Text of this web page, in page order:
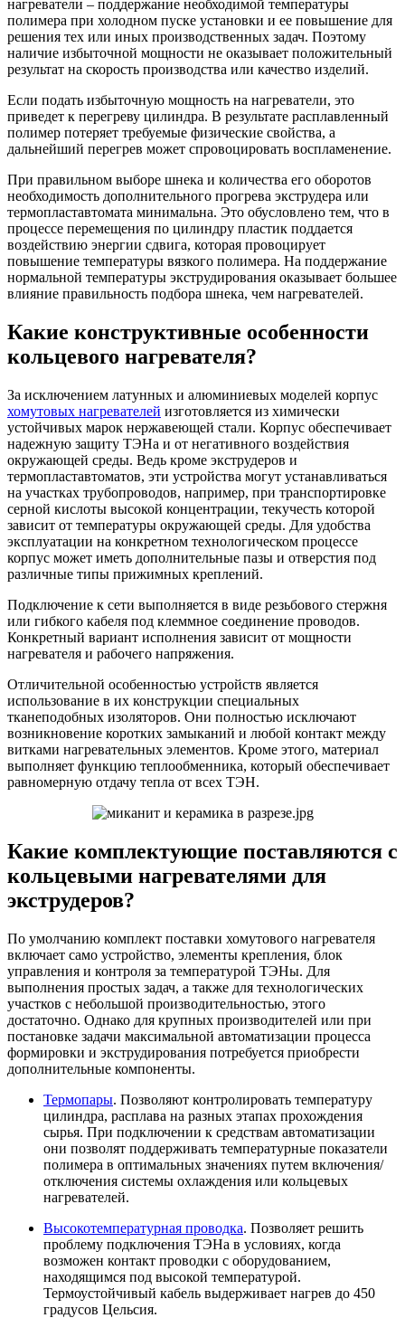
нагреватели – поддержание необходимой температуры
полимера при холодном пуске установки и ее повышение для
решения тех или иных производственных задач. Поэтому
наличие избыточной мощности не оказывает положительный
результат на скорость производства или качество изделий.
Если подать избыточную мощность на нагреватели, это
приведет к перегреву цилиндра. В результате расплавленный
полимер потеряет требуемые физические свойства, а
дальнейший перегрев может спровоцировать воспламенение.
При правильном выборе шнека и количества его оборотов
необходимость дополнительного прогрева экструдера или
термопластавтомата минимальна. Это обусловлено тем, что в
процессе перемещения по цилиндру пластик поддается
воздействию энергии сдвига, которая провоцирует
повышение температуры вязкого полимера. На поддержание
нормальной температуры экструдирования оказывает большее
влияние правильность подбора шнека, чем нагревателей.
Какие конструктивные особенности
кольцевого нагревателя?
За исключением латунных и алюминиевых моделей корпус
хомутовых нагревателей изготовляется из химически
устойчивых марок нержавеющей стали. Корпус обеспечивает
надежную защиту ТЭНа и от негативного воздействия
окружающей среды. Ведь кроме экструдеров и
термопластавтоматов, эти устройства могут устанавливаться
на участках трубопроводов, например, при транспортировке
серной кислоты высокой концентрации, текучесть которой
зависит от температуры окружающей среды. Для удобства
эксплуатации на конкретном технологическом процессе
корпус может иметь дополнительные пазы и отверстия под
различные типы прижимных креплений.
Подключение к сети выполняется в виде резьбового стержня
или гибкого кабеля под клеммное соединение проводов.
Конкретный вариант исполнения зависит от мощности
нагревателя и рабочего напряжения.
Отличительной особенностью устройств является
использование в их конструкции специальных
тканеподобных изоляторов. Они полностью исключают
возникновение коротких замыканий и любой контакт между
витками нагревательных элементов. Кроме этого, материал
выполняет функцию теплообменника, который обеспечивает
равномерную отдачу тепла от всех ТЭН.
Какие комплектующие поставляются с
кольцевыми нагревателями для
экструдеров?
По умолчанию комплект поставки хомутового нагревателя
включает само устройство, элементы крепления, блок
управления и контроля за температурой ТЭНы. Для
выполнения простых задач, а также для технологических
участков с небольшой производительностью, этого
достаточно. Однако для крупных производителей или при
постановке задачи максимальной автоматизации процесса
формировки и экструдирования потребуется приобрести
дополнительные компоненты.
Термопары. Позволяют контролировать температуру
цилиндра, расплава на разных этапах прохождения
сырья. При подключении к средствам автоматизации
они позволят поддерживать температурные показатели
полимера в оптимальных значениях путем включения/
отключения системы охлаждения или кольцевых
нагревателей.
Высокотемпературная проводка. Позволяет решить
проблему подключения ТЭНа в условиях, когда
возможен контакт проводки с оборудованием,
находящимся под высокой температурой.
Термоустойчивый кабель выдерживает нагрев до 450
градусов Цельсия.